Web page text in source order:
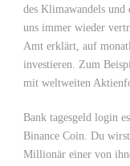
des Klimawandels
uns immer wieder
Amt erklärt, auf
investieren. Zum
mit weltweiten
Bank tagesgeld login
Binance Coin. Du
Millionär einer von